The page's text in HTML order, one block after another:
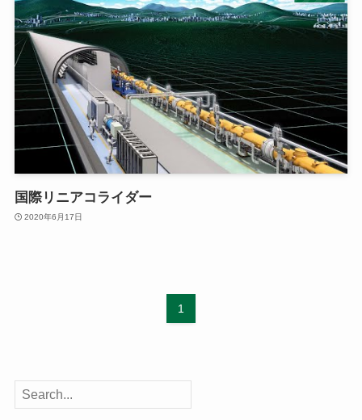
国際リニアコライダー
2020年6月17日
1